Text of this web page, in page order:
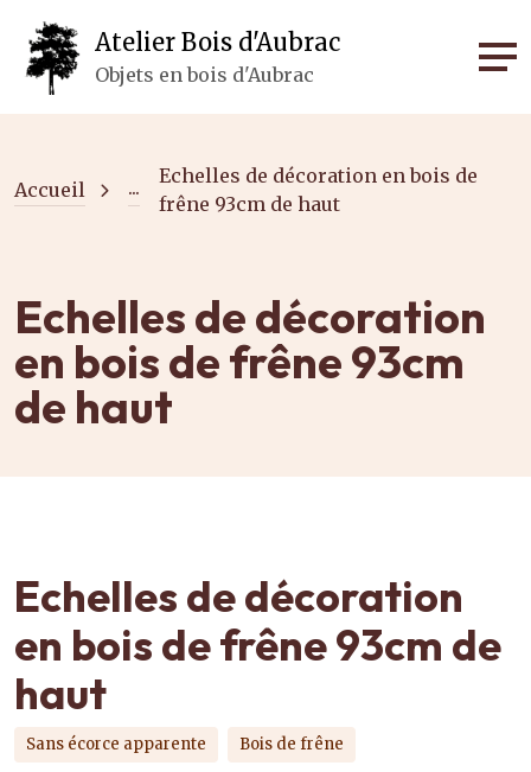
Atelier Bois d'Aubrac
Objets en bois d'Aubrac
Accueil ...
Echelles de décoration en bois de
frêne 93cm de haut
Echelles de décoration
en bois de frêne 93cm
de haut
Echelles de décoration
en bois de frêne 93cm de
haut
Sans écorce apparente Bois de frêne